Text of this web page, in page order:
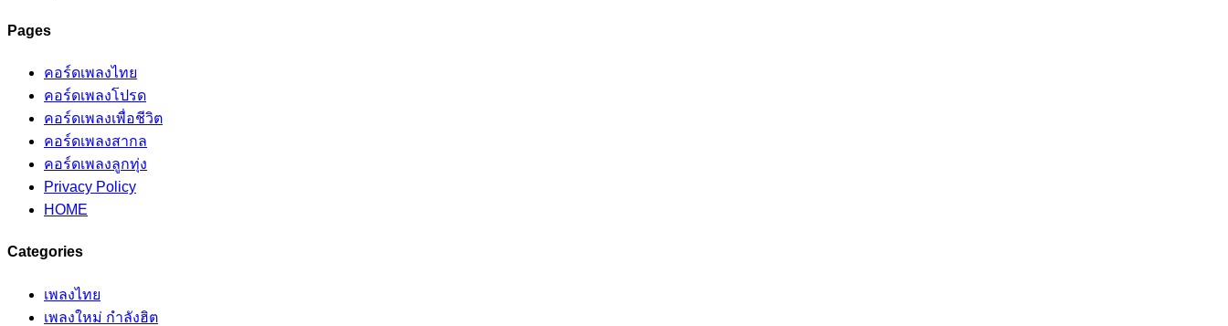
Pages
คอร์ดเพลงไทย
คอร์ดเพลงโปรด
คอร์ดเพลงเพื่อชีวิต
คอร์ดเพลงสากล
คอร์ดเพลงลูกทุ่ง
Privacy Policy
HOME
Categories
เพลงไทย
เพลงใหม่ กำลังฮิต